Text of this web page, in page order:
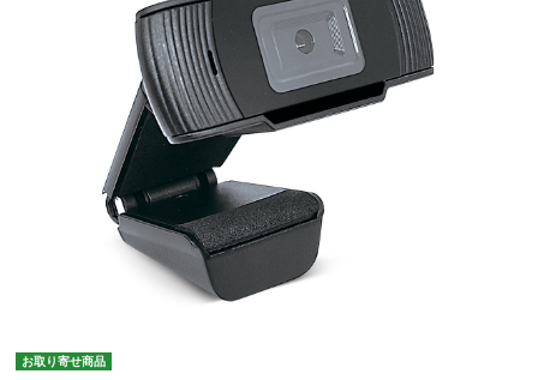
お取り寄せ商品